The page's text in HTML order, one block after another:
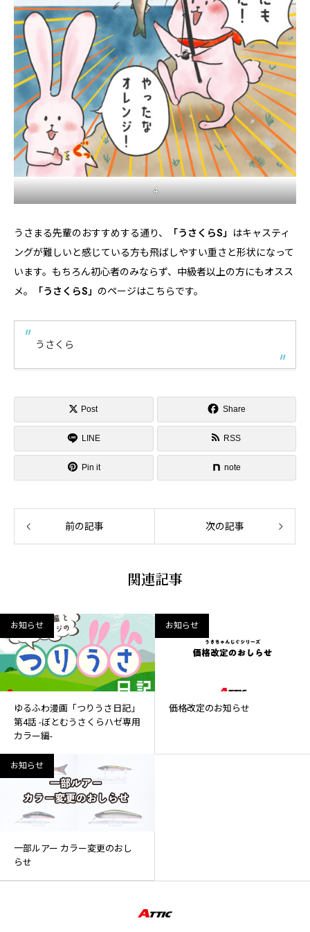
4
うさまる先輩のおすすめする通り、 「うさくらS」
はキャスティ
ングが難しいと感じている方も飛ばしやすい重さと形状になって
います。もちろん初心者のみならず、中級者以上の方にもオスス
メ。
「うさくらS」 のページはこちらです。
うさくら
Post Share
LINE RSS
Pin it note
前の記事 次の記事
関連記事
お知らせ
ゆるふわ漫画「つりうさ日記」
第4話 -ぼとむうさくらハゼ専用
カラー編-
お知らせ
価格改定のお知らせ
お知らせ
一部ルアー カラー変更のおし
らせ